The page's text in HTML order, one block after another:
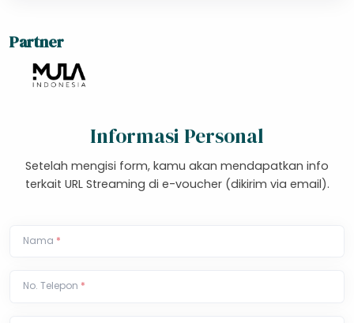
Partner
Informasi Personal
Setelah mengisi form, kamu akan mendapatkan info
terkait URL Streaming di e-voucher (dikirim via email).
Nama *
No. Telepon *